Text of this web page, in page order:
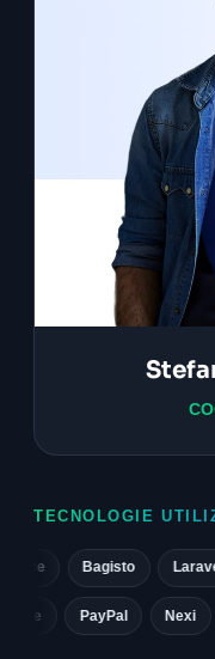
TECNOLOGIE
Bagisto Laravel
Stripe PayPal